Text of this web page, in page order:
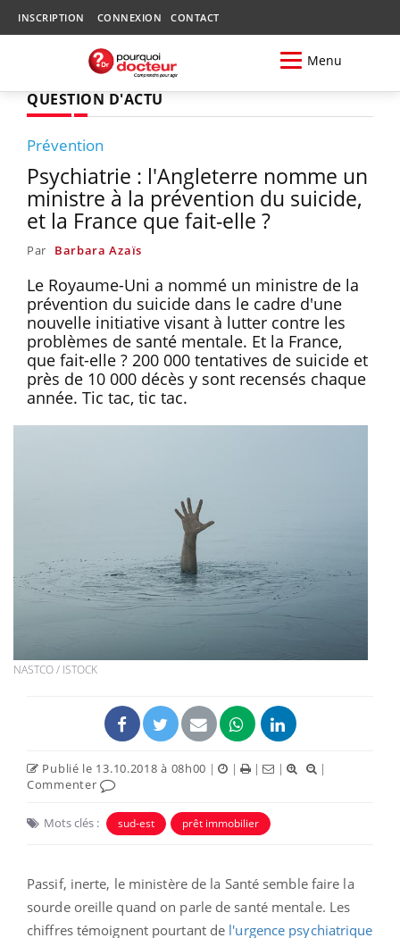
INSCRIPTION CONNEXION CONTACT
Menu
QUESTION D'ACTU
Prévention
Psychiatrie : l'Angleterre nomme un
ministre à la prévention du suicide,
et la France que fait-elle ?
Par Barbara Azaïs
Le Royaume-Uni a nommé un ministre de la
prévention du suicide dans le cadre d'une
nouvelle initiative visant à lutter contre les
problèmes de santé mentale. Et la France,
que fait-elle ? 200 000 tentatives de suicide et
près de 10 000 décès y sont recensés chaque
année. Tic tac, tic tac.
NASTCO / ISTOCK
Publié le 13.10.2018 à 08h00 | | | |
|
Commenter
Mots clés : sud-est prêt immobilier
Passif, inerte, le ministère de la Santé semble faire la
sourde oreille quand on parle de santé mentale. Les
chiffres témoignent pourtant de l'urgence psychiatrique